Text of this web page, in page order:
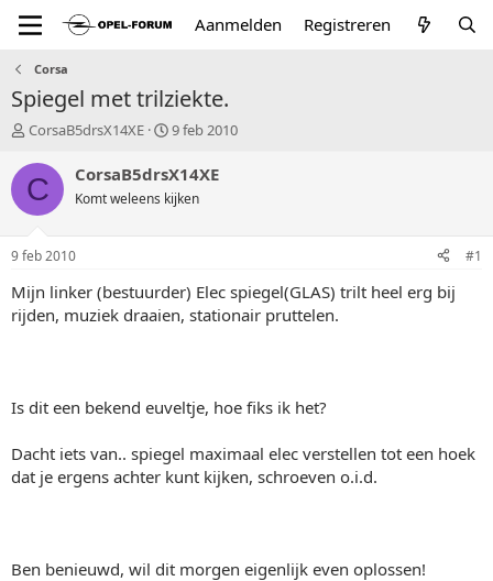
Aanmelden Registreren
Corsa
Spiegel met trilziekte.
T
p
i
a
r
t
e
CorsaB5drsX14XE
S
a
r
t
u
9 feb 2010
C CorsaB5drsX14XE
Komt weleens kijken
9 feb 2010 #1
Mijn linker (bestuurder) Elec spiegel(GLAS) trilt heel erg bij
rijden, muziek draaien, stationair pruttelen.
Is dit een bekend euveltje, hoe fiks ik het?
Dacht iets van.. spiegel maximaal elec verstellen tot een hoek
dat je ergens achter kunt kijken, schroeven o.i.d.
Ben benieuwd, wil dit morgen eigenlijk even oplossen!